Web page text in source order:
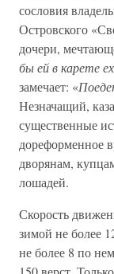
сословия
Островского
дочери,
бы ей в карете
замечает: «
Незначащий,
существенные
дореформенное
дворянам,
лошадей.
Скорость
зимой не более
не более 8 по